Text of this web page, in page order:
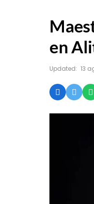
en
Updated: 13